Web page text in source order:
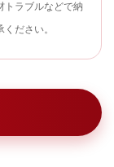
ラブルなどで納
ださい。